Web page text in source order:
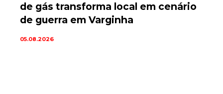
de gás transforma local em cenário
de guerra em Varginha
05.08.2026